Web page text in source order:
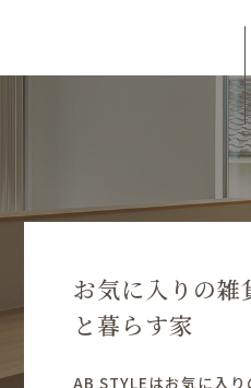
お気に入りの雑
と暮らす家
AB STYLEはお気に入